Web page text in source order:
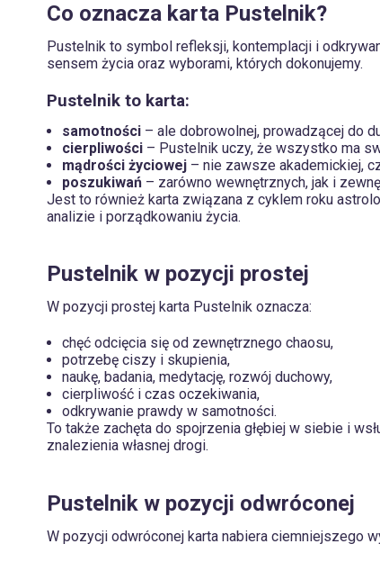
Co oznacza karta Pustelnik?
Pustelnik to symbol refleksji, kontemplacji i
sensem życia oraz wyborami, których dokonujemy.
Pustelnik to karta:
samotności – ale dobrowolnej, prowadzącej do
cierpliwości – Pustelnik uczy, że wszystko ma
mądrości życiowej – nie zawsze akademickiej,
poszukiwań – zarówno wewnętrznych, jak i
Jest to również karta związana z cyklem roku
analizie i porządkowaniu życia.
Pustelnik w pozycji prostej
W pozycji prostej karta Pustelnik oznacza:
chęć odcięcia się od zewnętrznego chaosu,
potrzebę ciszy i skupienia,
naukę, badania, medytację, rozwój duchowy,
cierpliwość i czas oczekiwania,
odkrywanie prawdy w samotności.
To także zachęta do spojrzenia głębiej w siebie i
znalezienia własnej drogi.
Pustelnik w pozycji odwróconej
W pozycji odwróconej karta nabiera ciemniejszego